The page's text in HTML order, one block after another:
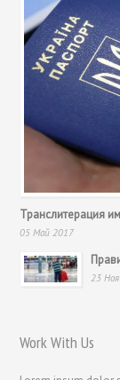
Транслитерация
05 Май 2017
23
Work With Us